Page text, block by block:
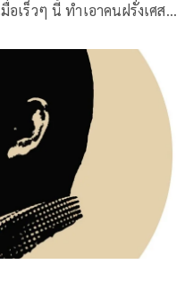
อเร็วๆ นี้ ทำเอาคนฝรั่งเศส